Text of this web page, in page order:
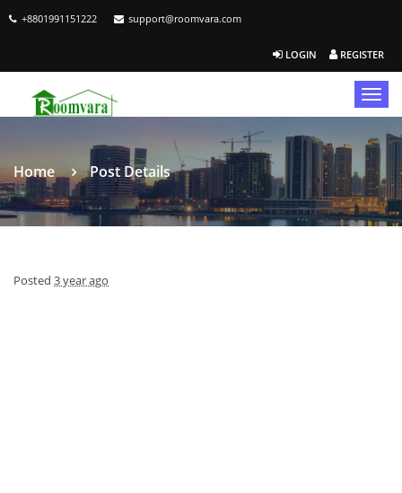
+8801991151222 support@roomvara.com
LOGIN REGISTER
Home Post Details
Posted 3 year ago